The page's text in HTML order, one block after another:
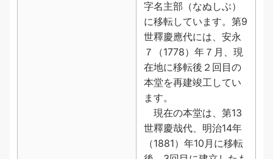
字名主部（なぬしぶ）
に移転しています。第9
世釋慶應代には、安永
７（1778）年７月、現
在地に移転後２回目の
本堂を再建竣工してい
ます。
現在の本堂は、第13
世釋慶哉代、明治14年
（1881）年10月に移転